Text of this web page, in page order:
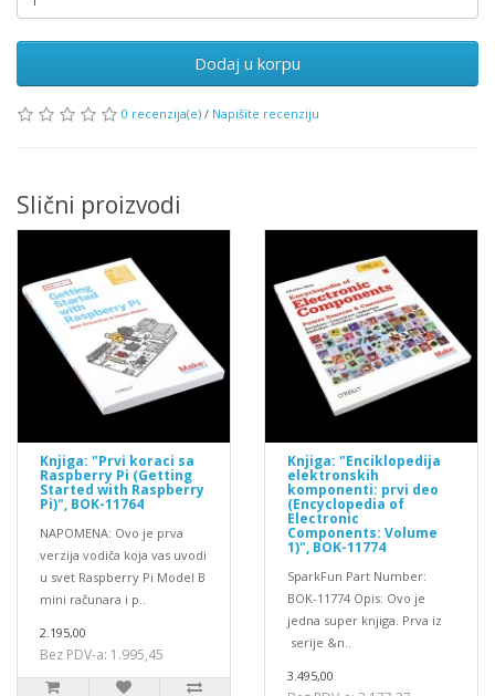
Dodaj u korpu
0 recenzija(e) / Napišite recenziju
Slični proizvodi
Knjiga: "Prvi koraci sa
Raspberry Pi (Getting
Started with Raspberry
Pi)", BOK-11764
NAPOMENA: Ovo je prva
verzija vodiča koja vas uvodi
u svet Raspberry Pi Model B
mini računara i p..
2.195,00
Bez PDV-a: 1.995,45
Knjiga: "Enciklopedija
elektronskih
komponenti: prvi deo
(Encyclopedia of
Electronic
Components: Volume
1)", BOK-11774
SparkFun Part Number:
BOK-11774 Opis: Ovo je
jedna super knjiga. Prva iz
serije &n..
3.495,00